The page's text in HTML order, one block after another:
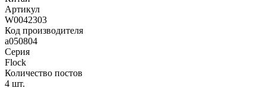
Артикул
W0042303
Код производителя
a050804
Серия
Flock
Количество постов
4 шт.